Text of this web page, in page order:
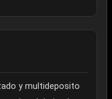
y multideposito